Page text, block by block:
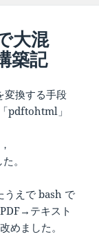
大混
築記
変換する手段
pdftohtml」
。
えで bash で
テキスト
めました。